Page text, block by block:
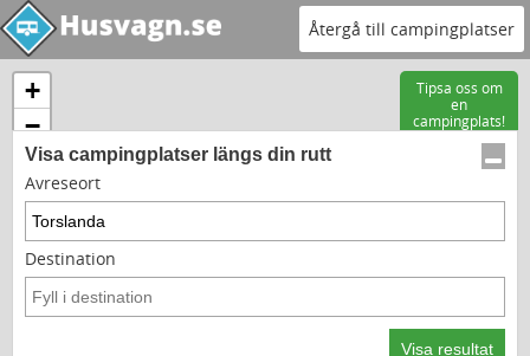
Återgå till campingplatser
+
−
Visa campingplatser längs din rutt
Avreseort
Destination
Tipsa oss om
en
campingplats!